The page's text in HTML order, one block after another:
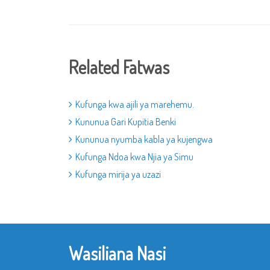
Related Fatwas
Kufunga kwa ajili ya marehemu.
Kununua Gari Kupitia Benki
Kununua nyumba kabla ya kujengwa
Kufunga Ndoa kwa Njia ya Simu
Kufunga mirija ya uzazi
Wasiliana Nasi